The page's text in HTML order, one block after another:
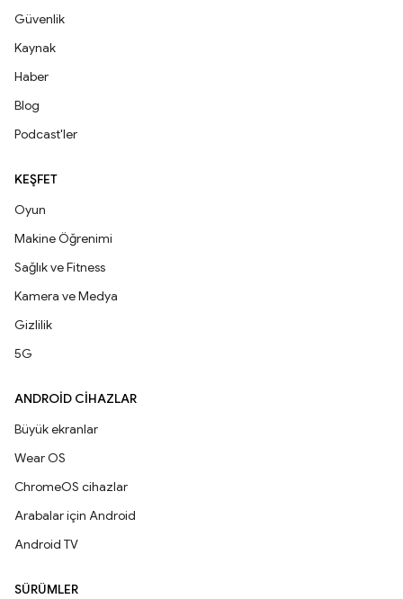
Güvenlik
Kaynak
Haber
Blog
Podcast'ler
KEŞFET
Oyun
Makine Öğrenimi
Sağlık ve Fitness
Kamera ve Medya
Gizlilik
5G
ANDROID CIHAZLAR
Büyük ekranlar
Wear OS
ChromeOS cihazlar
Arabalar için Android
Android TV
SÜRÜMLER